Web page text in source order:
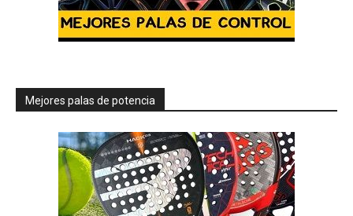
Mejores palas de potencia